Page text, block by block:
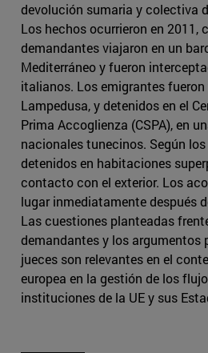
devolución sumaria y colectiva
Los hechos ocurrieron en 2011,
demandantes viajaron en un
Mediterráneo y fueron
italianos. Los emigrantes
Lampedusa, y detenidos en el
Prima Accoglienza (CSPA), en
nacionales tunecinos. Según
detenidos en habitaciones
contacto con el exterior. Los
lugar inmediatamente después
Las cuestiones planteadas
demandantes y los argumentos
jueces son relevantes en el
europea en la gestión de los
instituciones de la UE y sus